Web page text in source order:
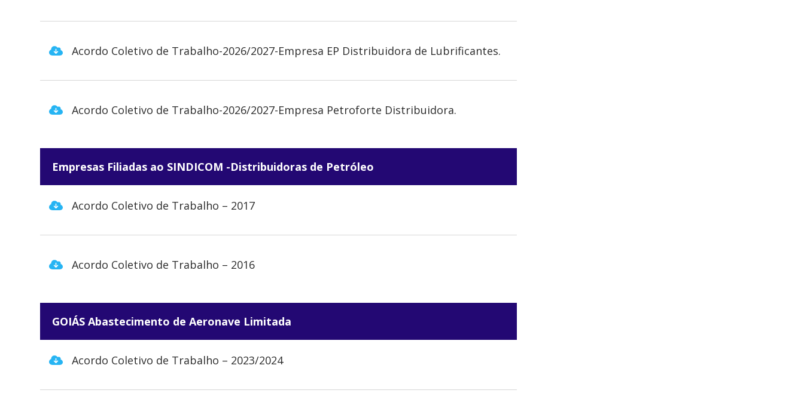
Acordo Coletivo de Trabalho-2026/2027-Empresa EP Distribuidora de Lubrificantes.
Acordo Coletivo de Trabalho-2026/2027-Empresa Petroforte Distribuidora.
Empresas Filiadas ao SINDICOM -Distribuidoras de Petróleo
Acordo Coletivo de Trabalho – 2017
Acordo Coletivo de Trabalho – 2016
GOIÁS Abastecimento de Aeronave Limitada
Acordo Coletivo de Trabalho – 2023/2024